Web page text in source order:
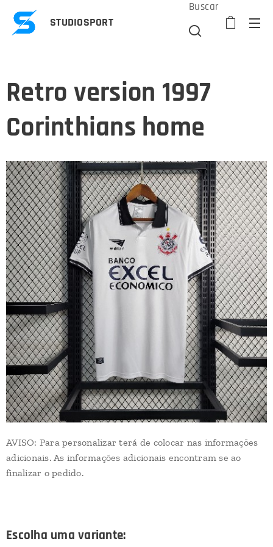
STUDIOSPORT
Buscar
Retro version 1997
Corinthians home
AVISO: Para personalizar terá de colocar nas informações
adicionais. As informações adicionais encontram se ao
finalizar o pedido.
Escolha uma variante: